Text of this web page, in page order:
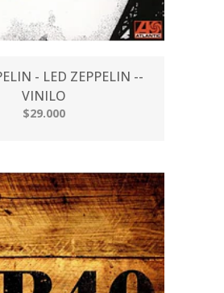
- LED ZEPPELIN --
VINILO
$29.000